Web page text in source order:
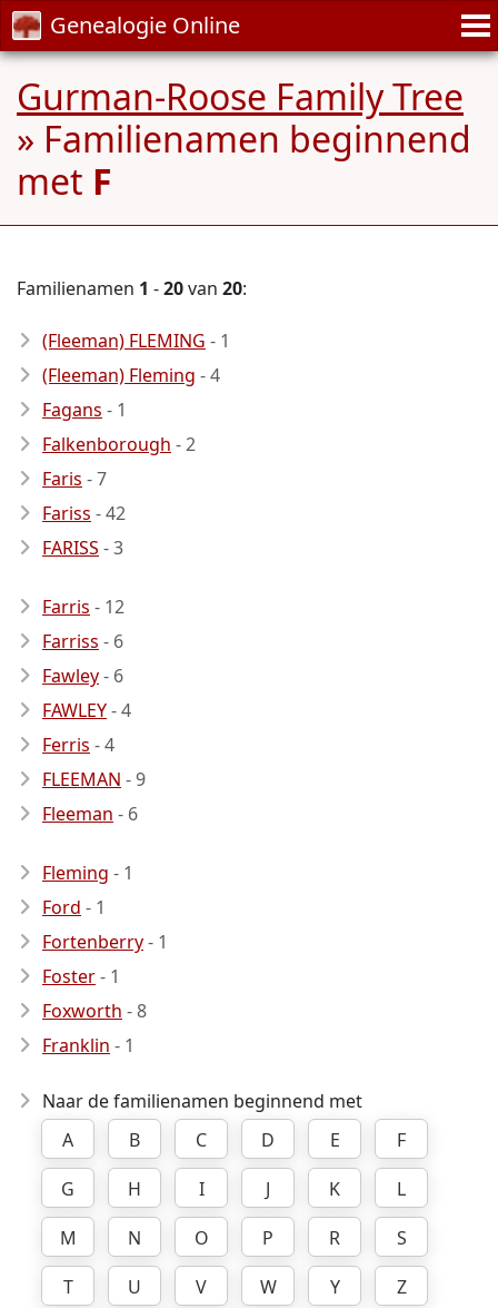
Genealogie Online
Gurman-Roose Family Tree
» Familienamen beginnend
met F
Familienamen 1 -20van 20:
(Fleeman) FLEMING - 1
(Fleeman) Fleming - 4
Fagans - 1
Falkenborough - 2
Faris - 7
Fariss - 42
FARISS - 3
Farris - 12
Farriss - 6
Fawley- 6
FAWLEY- 4
Ferris - 4
FLEEMAN - 9
Fleeman - 6
Fleming - 1
Ford - 1
Fortenberry- 1
Foster- 1
Foxworth - 8
Franklin - 1
Naar de familienamen beginnend met
A
B C D E
F
G
H I J K
L
M
N O P R
S
T
U V W Y
Z